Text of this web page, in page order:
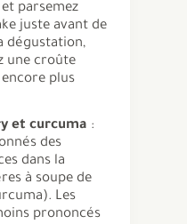
parsemez
juste avant de
dégustation,
une croûte
plus
et curcuma :
des
dans la
à soupe de
Les
prononcés